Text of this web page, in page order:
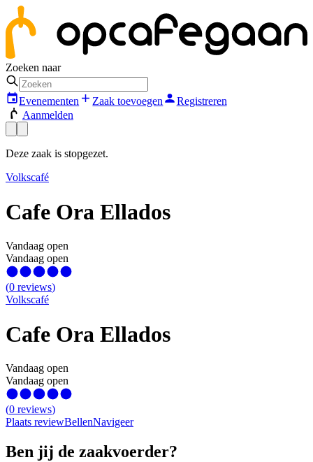
Zoeken naar
Evenementen Zaak toevoegen
Registreren
Aanmelden
Deze zaak is stopgezet.
Volkscafé
Cafe Ora Ellados
Vandaag open
Vandaag open
(0 reviews)
Volkscafé
Cafe Ora Ellados
Vandaag open
Vandaag open
(0 reviews)
Plaats reviewBellenNavigeer
Ben jij de zaakvoerder?